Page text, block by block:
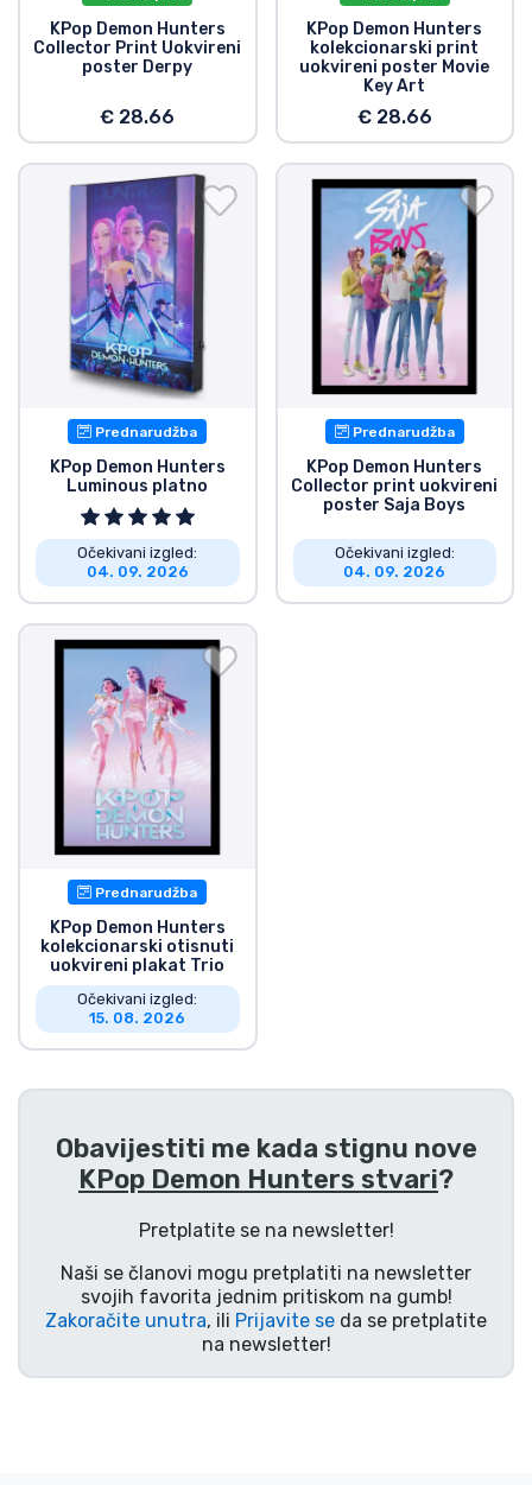
KPop Demon Hunters
Collector Print Uokvireni
poster Derpy
€ 28.66
KPop Demon Hunters
kolekcionarski print
uokvireni poster Movie
Key Art
€ 28.66
Prednarudžba
KPop Demon Hunters
Luminous platno
Očekivani izgled:
04. 09. 2026
Prednarudžba
KPop Demon Hunters
Collector print uokvireni
poster Saja Boys
Očekivani izgled:
04. 09. 2026
Prednarudžba
KPop Demon Hunters
kolekcionarski otisnuti
uokvireni plakat Trio
Očekivani izgled:
15. 08. 2026
Obavijestiti me kada stignu nove
KPop Demon Hunters stvari?
Pretplatite se na newsletter!
Naši se članovi mogu pretplatiti na newsletter
svojih favorita jednim pritiskom na gumb!
Zakoračite unutra, ili Prijavite se da se pretplatite
na newsletter!